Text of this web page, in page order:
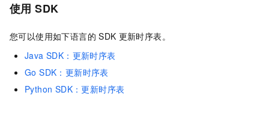
使用 SDK
您可以使用如下语言的 SDK 更新时序表。
Java SDK：更新时序表
Go SDK：更新时序表
Python SDK：更新时序表